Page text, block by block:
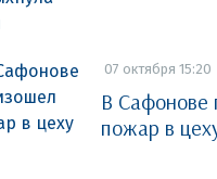
07 октября 15:20
В Сафонове
пожар в